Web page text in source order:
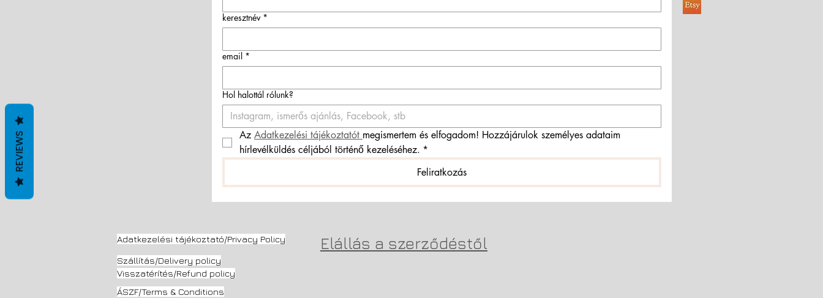
keresztnév *
email *
Hol halottál rólunk?
Az Adatkezelési tájékoztatót megismertem és elfogadom! Hozzájárulok személyes adataim
hírlevélküldés céljából történő kezeléséhez. *
Feliratkozás
Adatkezelési tájékoztató/Privacy Policy Elállás a szerződéstől
Szállítás/Delivery policy
Visszatérítés/Refund policy
ÁSZF/Terms & Conditions
REVIEWS